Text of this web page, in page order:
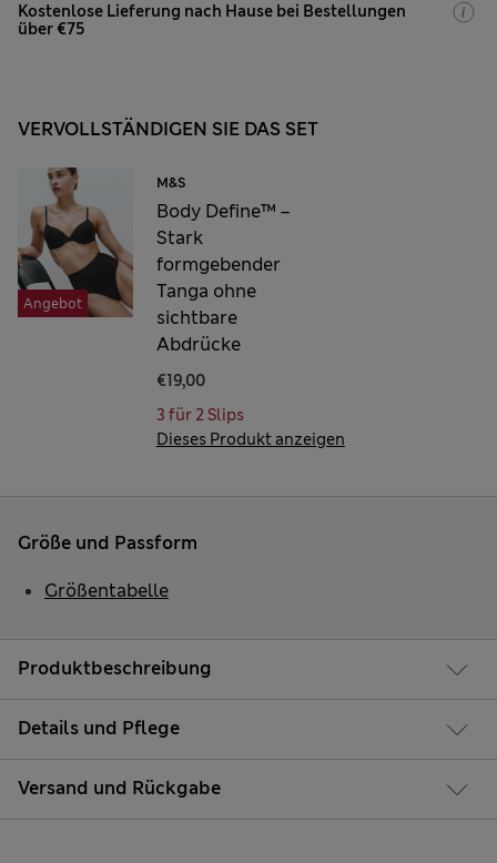
Kostenlose Lieferung nach Hause bei Bestellungen
über €75
VERVOLLSTÄNDIGEN SIE DAS SET
Angebot
M&S
Body Define™ –
Stark
formgebender
Tanga ohne
sichtbare
Abdrücke
€19,00
3 für 2 Slips
Dieses Produkt anzeigen
Produktbeschreibung
Details und Pflege
Versand und Rückgabe
Größe und Passform
Größentabelle